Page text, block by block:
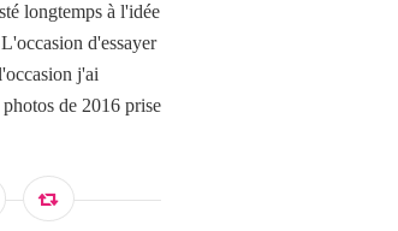
longtemps à l'idée
d'essayer
j'ai
de 2016 prise